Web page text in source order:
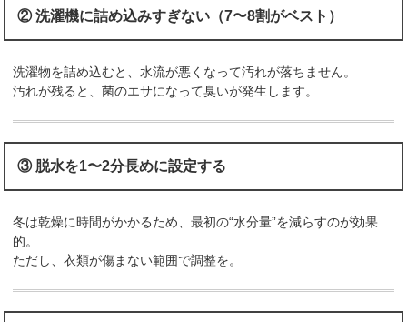
② 洗濯機に詰め込みすぎない（7〜8割がベスト）
洗濯物を詰め込むと、水流が悪くなって汚れが落ちません。
汚れが残ると、菌のエサになって臭いが発生します。
③ 脱水を1〜2分長めに設定する
冬は乾燥に時間がかかるため、最初の“水分量”を減らすのが効果
的。
ただし、衣類が傷まない範囲で調整を。